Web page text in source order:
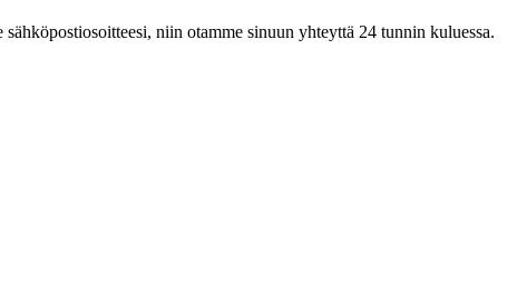
niin otamme sinuun yhteyttä 24 tunnin kuluessa.